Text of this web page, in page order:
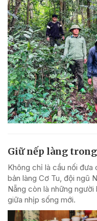
Giữ nếp làng
Không chỉ là cầu nối
bản làng Cơ Tu, đội ngũ
Nẵng còn là những
giữa nhịp sống mới.